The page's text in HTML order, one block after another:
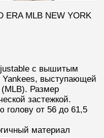
ERA MLB NEW YORK
с вышитым
Yankees, выступающей
(MLB). Размер
застежкой.
от 56 до 61,5
материал